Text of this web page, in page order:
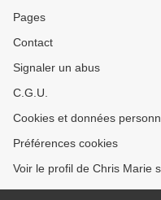
Pages
Contact
Signaler un abus
C.G.U.
Cookies et données
Préférences cookies
Voir le profil de Chris Marie